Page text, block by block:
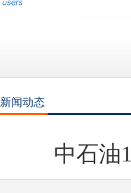
新闻动态
中石油